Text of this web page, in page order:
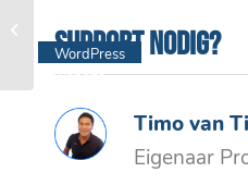
Support nodig?
Timo van
Eigenaar
Cupair
WordPress
website